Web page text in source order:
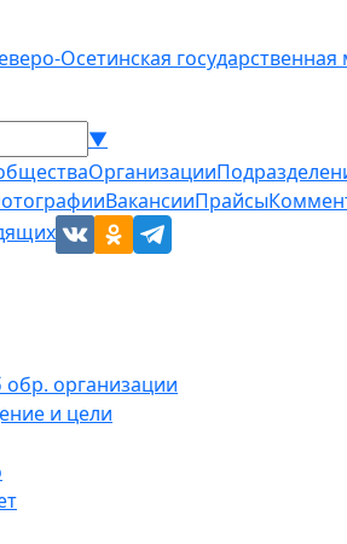
Осетинская
▼
Организации
ВакансииПрайсы
обр. организации
и цели